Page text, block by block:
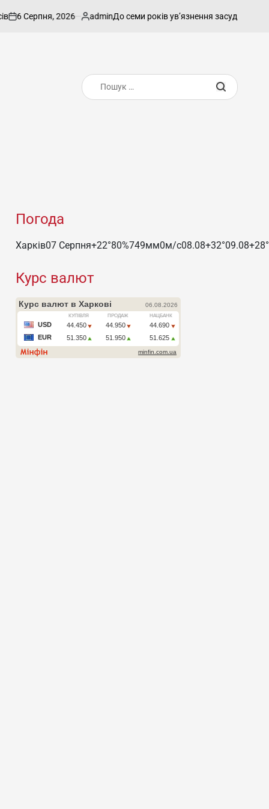
Серпня, 2026
Опубліковано
adminДо семи років ув’язнення засудили
Пошук:
Погода
Харків07 Серпня+22°80%749мм0м/c08.08+32°09.08+28°
Курс валют